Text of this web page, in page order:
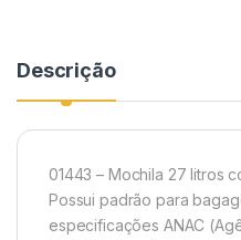
Descrição
01443 – Mochila 27 litros
Possui padrão para
especificações ANAC